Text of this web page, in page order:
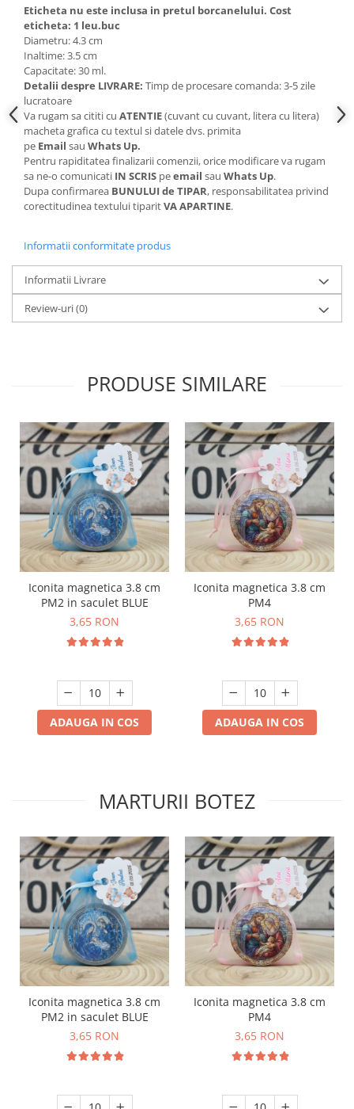
Eticheta nu este inclusa in pretul borcanelului. Cost
eticheta: 1 leu.buc
Diametru: 4.3 cm
Inaltime: 3.5 cm
Capacitate: 30 ml.
Detalii despre LIVRARE: Timp de procesare comanda: 3-5 zile
lucratoare
Va rugam sa cititi cu ATENTIE(cuvant cu cuvant, litera cu litera)
macheta grafica cu textul si datele dvs. primita
pe Email sau Whats Up.
Pentru rapiditatea finalizarii comenzii, orice modificare va rugam
sa ne-o comunicati IN SCRIS peemail sau Whats Up.
Dupa confirmarea BUNULUI de TIPAR, responsabilitatea privind
corectitudinea textului tiparitVA APARTINE.
Informatii conformitate produs
Informatii Livrare
Review-uri(0)
PRODUSE SIMILARE
Iconita magnetica 3.8 cm
PM2 in saculet BLUE
3,65 RON
ADAUGA IN COS
Iconita magnetica 3.8 cm
PM4
3,65 RON
ADAUGA IN COS
MARTURII BOTEZ
Iconita magnetica 3.8 cm
PM2 in saculet BLUE
3,65 RON
Iconita magnetica 3.8 cm
PM4
3,65 RON